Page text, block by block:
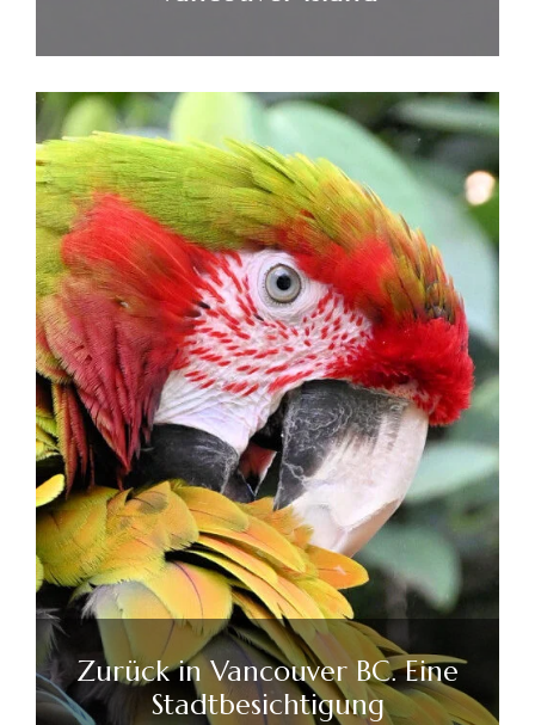
Zurück in Vancouver BC. Eine
Stadtbesichtigung